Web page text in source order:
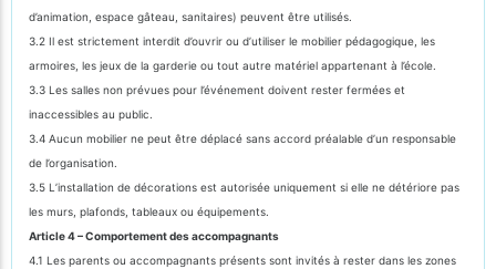
d’animation, espace gâteau, sanitaires) peuvent être utilisés.
3.2 Il est strictement interdit d’ouvrir ou d’utiliser le mobilier pédagogique, les
armoires, les jeux de la garderie ou tout autre matériel appartenant à l’école.
3.3 Les salles non prévues pour l’événement doivent rester fermées et
inaccessibles au public.
3.4 Aucun mobilier ne peut être déplacé sans accord préalable d’un responsable
de l’organisation.
3.5 L’installation de décorations est autorisée uniquement si elle ne détériore pas
les murs, plafonds, tableaux ou équipements.
Article 4 – Comportement des accompagnants
4.1 Les parents ou accompagnants présents sont invités à rester dans les zones